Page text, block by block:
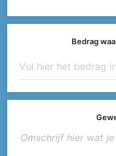
Bedrag